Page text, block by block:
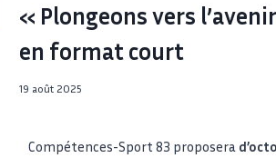
« Plongeons vers
en format court
19 août 2025
Compétences-Sport 83 proposera